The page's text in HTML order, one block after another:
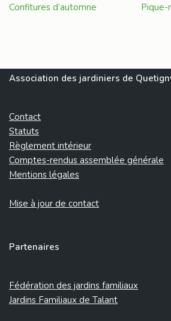
Confitures d’automne Pique-
Association des jardiniers de
Contact
Statuts
Règlement intérieur
Comptes-rendus assemblée générale
Mentions légales
Mise à jour de contact
Partenaires
Fédération des jardins familiaux
Jardins Familiaux de Talant